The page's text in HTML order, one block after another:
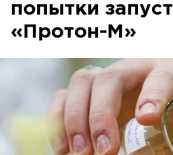
попытки
«Протон-М»